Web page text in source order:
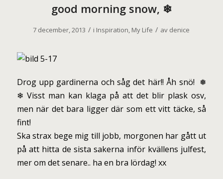
good morning snow, ❄
7 december, 2013 / i Inspiration, My Life / av denice
Drog upp gardinerna och såg det här!! Åh snö! ❅
❄ Visst man kan klaga på att det blir plask osv,
men när det bara ligger där som ett vitt täcke, så
fint!
Ska strax bege mig till jobb, morgonen har gått ut
på att hitta de sista sakerna inför kvällens julfest,
mer om det senare.. ha en bra lördag! xx